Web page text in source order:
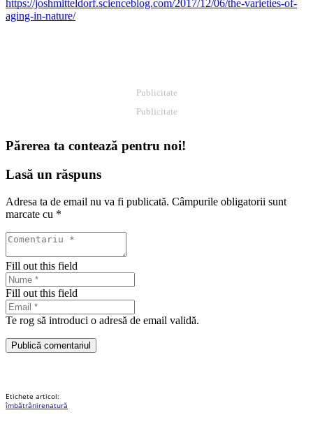
https://joshmitteldorf.scienceblog.com/2017/12/06/the-varieties-of-
aging-in-nature/
Publicitate
Publicitate
Părerea ta contează pentru noi!
Lasă un răspuns
Adresa ta de email nu va fi publicată. Câmpurile obligatorii sunt
marcate cu *
Fill out this field
Fill out this field
Te rog să introduci o adresă de email validă.
Publică comentariul
Etichete articol:
îmbătrânirenatură